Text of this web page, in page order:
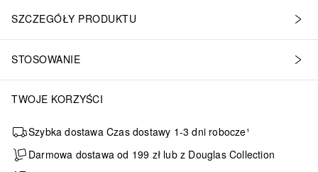
SZCZEGÓŁY PRODUKTU
STOSOWANIE
TWOJE KORZYŚCI
Szybka dostawa Czas dostawy 1-3 dni robocze¹
Darmowa dostawa od 199 zł lub z Douglas Collection